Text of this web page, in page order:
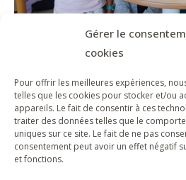
Gérer le
cookies
Pour offrir les meilleures expériences,
telles que les cookies pour stocker et/ou
appareils. Le fait de consentir à ces
traiter des données telles que le
uniques sur ce site. Le fait de ne pas
consentement peut avoir un effet négatif
et fonctions.
Project Bylouise.marie-
At Sainte-Claire secondary
Dieupentale, 74 students
through 9 took part in a